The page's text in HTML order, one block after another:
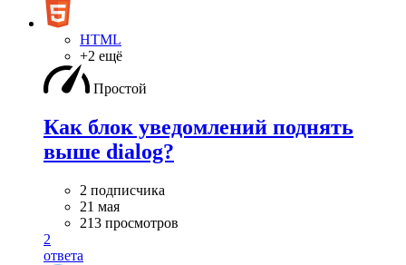
HTML
+2 ещё
Простой
Как блок уведомлений поднять
выше dialog?
2 подписчика
21 мая
213 просмотров
2
ответа